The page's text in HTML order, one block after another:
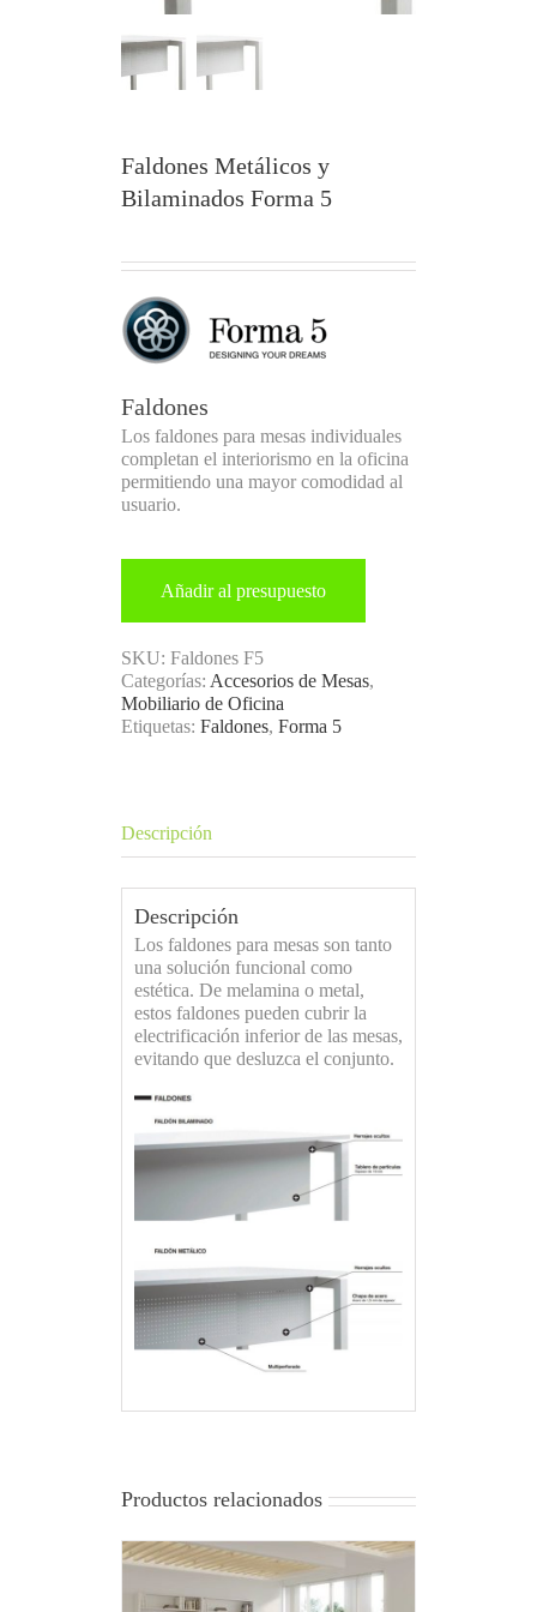
Faldones Metálicos y
Bilaminados Forma 5
Faldones
Los faldones para mesas individuales
completan el interiorismo en la oficina
permitiendo una mayor comodidad al
usuario.
Añadir al presupuesto
SKU: Faldones F5
Categorías: Accesorios de Mesas,
Mobiliario de Oficina
Etiquetas: Faldones, Forma 5
Descripción
Descripción
Los faldones para mesas son tanto
una solución funcional como
estética. De melamina o metal,
estos faldones pueden cubrir la
electrificación inferior de las mesas,
evitando que desluzca el conjunto.
Productos relacionados